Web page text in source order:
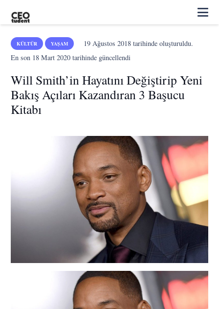
KÜLTÜR YAŞAM 19 Ağustos 2018tarihinde oluşturuldu.
En son 18 Mart 2020 tarihinde güncellendi
Will Smith’in Hayatını Değiştirip Yeni
Bakış Açıları Kazandıran 3 Başucu
Kitabı